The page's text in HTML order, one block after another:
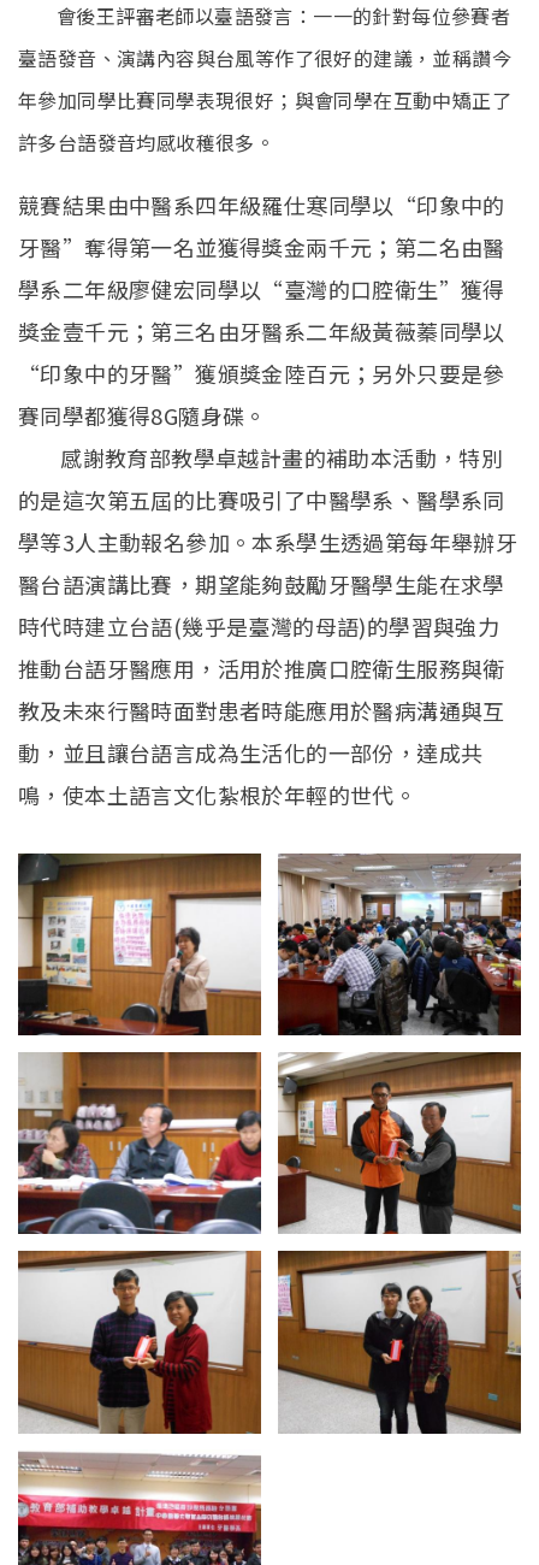
會後王評審老師以臺語發言：一一的針對每位參賽者
臺語發音、演講內容與台風等作了很好的建議，並稱讚今
年參加同學比賽同學表現很好；與會同學在互動中矯正了
許多台語發音均感收穫很多。
競賽結果由中醫系四年級羅仕寒同學以“印象中的
牙醫”奪得第一名並獲得獎金兩千元；第二名由醫
學系二年級廖健宏同學以“臺灣的口腔衛生”獲得
獎金壹千元；第三名由牙醫系二年級黃薇蓁同學以
“印象中的牙醫”獲頒獎金陸百元；另外只要是參
賽同學都獲得8G隨身碟。
感謝教育部教學卓越計畫的補助本活動，特別
的是這次第五屆的比賽吸引了中醫學系、醫學系同
學等3人主動報名參加。本系學生透過第每年舉辦牙
醫台語演講比賽，期望能夠鼓勵牙醫學生能在求學
時代時建立台語(幾乎是臺灣的母語)的學習與強力
推動台語牙醫應用，活用於推廣口腔衛生服務與衛
教及未來行醫時面對患者時能應用於醫病溝通與互
動，並且讓台語言成為生活化的一部份，達成共
鳴，使本土語言文化紮根於年輕的世代。